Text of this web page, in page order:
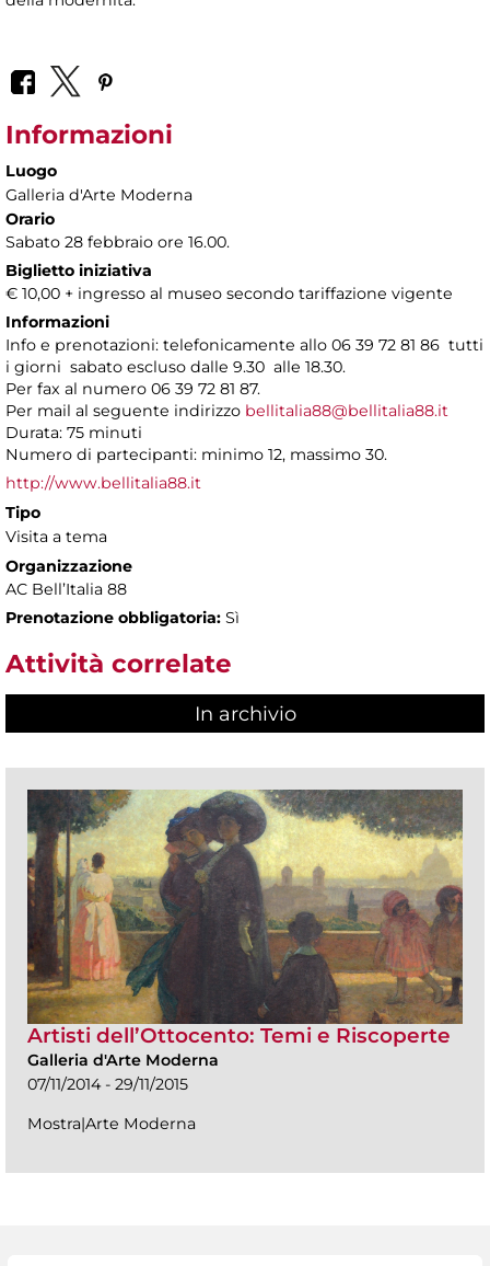
Informazioni
Luogo
Galleria d'Arte Moderna
Orario
Sabato 28 febbraio ore 16.00.
Biglietto iniziativa
€ 10,00 + ingresso al museo secondo tariffazione vigente
Informazioni
Info e prenotazioni: telefonicamente allo 06 39 72 81 86 tutti
i giorni sabato escluso dalle 9.30 alle 18.30.
Per fax al numero 06 39 72 81 87.
Per mail al seguente indirizzo bellitalia88@bellitalia88.it
Durata: 75 minuti
Numero di partecipanti: minimo 12, massimo 30.
http://www.bellitalia88.it
Tipo
Visita a tema
Organizzazione
AC Bell’Italia 88
Prenotazione obbligatoria: Sì
Attività correlate
In archivio
Artisti dell’Ottocento: Temi e Riscoperte
Galleria d'Arte Moderna
07/11/2014 - 29/11/2015
Mostra|Arte Moderna